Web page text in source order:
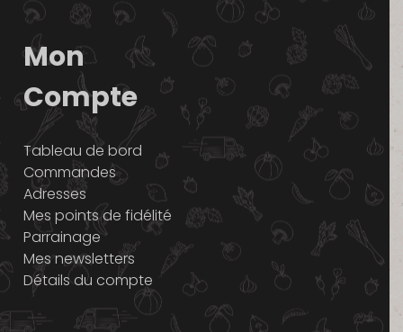
Mon
Compte
Tableau de bord
Commandes
Adresses
Mes points de fidélité
Parrainage
Mes newsletters
Détails du compte